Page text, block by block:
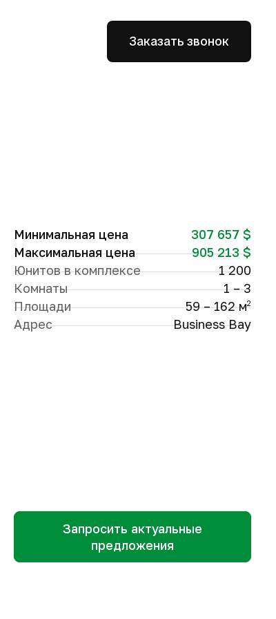
Заказать звонок
Минимальная цена
307 657 $
Максимальная цена
905 213 $
Юнитов в комплексе
1 200
Комнаты
1 – 3
Площади
59 – 162 м2
Адрес Business Bay
Запросить актуальные
предложения